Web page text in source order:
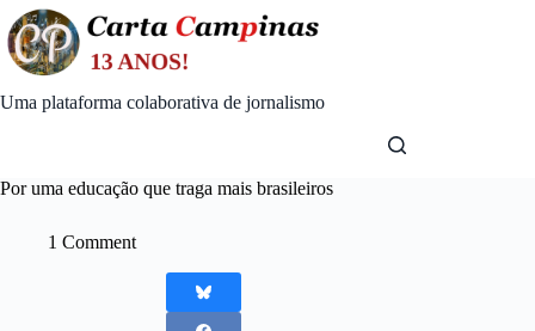
Skip
to
content
Uma plataforma colaborativa de jornalismo
Por uma educação que traga mais brasileiros
1 Comment